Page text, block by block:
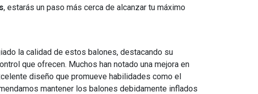
, estarás un paso más cerca de alcanzar tu máximo
la calidad de estos balones, destacando su
que ofrecen. Muchos han notado una mejora en
diseño que promueve habilidades como el
mantener los balones debidamente inflados